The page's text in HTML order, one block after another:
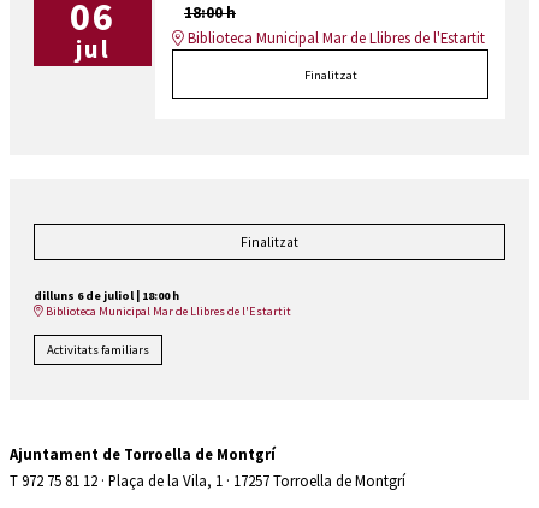
06
jul
18:00 h
Biblioteca Municipal Mar de Llibres de l'Estartit
Finalitzat
Finalitzat
dilluns 6 de juliol
18:00 h
Biblioteca Municipal Mar de Llibres de l'Estartit
Activitats familiars
Ajuntament de Torroella de Montgrí
T 972 75 81 12 · Plaça de la Vila, 1 · 17257 Torroella de Montgrí